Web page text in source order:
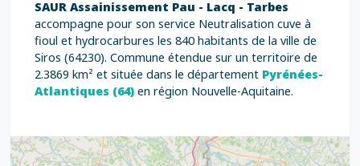
SAUR Assainissement Pau - Lacq - Tarbes
accompagne pour son service Neutralisation cuve à
fioul et hydrocarbures les 840 habitants de la ville de
Siros (64230). Commune étendue sur un territoire de
2.3869 km² et située dans le département Pyrénées-
Atlantiques (64) en région Nouvelle-Aquitaine.